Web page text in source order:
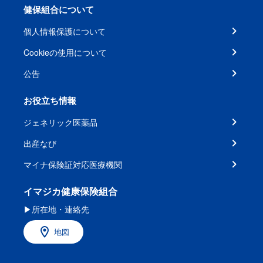
健保組合について
個人情報保護について
Cookieの使用について
公告
お役立ち情報
ジェネリック医薬品
出産なび
マイナ保険証対応医療機関
イマジカ健康保険組合
▶所在地・連絡先
地図